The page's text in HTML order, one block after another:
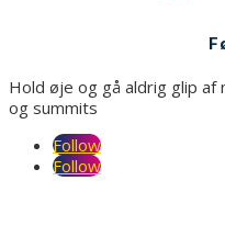
Hold øje og gå aldrig glip
og summits
Follow
Follow